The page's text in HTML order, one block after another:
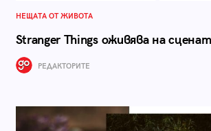
НЕЩАТА ОТ ЖИВОТА
Stranger Things оживява на
РЕДАКТОРИТЕ